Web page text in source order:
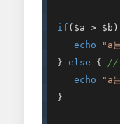
if ($a >
echo
"a
} else {
//
echo
"a
}